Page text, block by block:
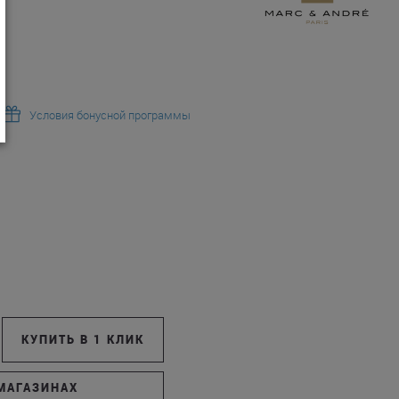
Условия бонусной программы
КУПИТЬ В 1 КЛИК